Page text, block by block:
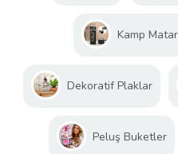
Kamp
Dekoratif Plaklar
Peluş Buketler